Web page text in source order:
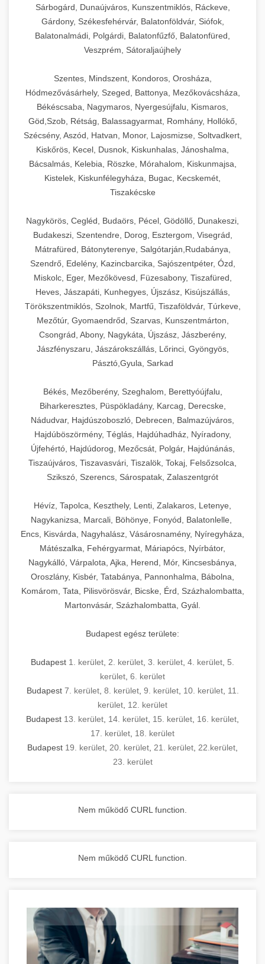
Sárbogárd, Dunaújváros, Kunszentmiklós, Ráckeve,
Gárdony, Székesfehérvár, Balatonföldvár, Siófok,
Balatonalmádi, Polgárdi, Balatonfűzfő, Balatonfüred,
Veszprém, Sátoraljaújhely
Szentes, Mindszent, Kondoros, Orosháza,
Hódmezővásárhely, Szeged, Battonya, Mezőkovácsháza,
Békéscsaba, Nagymaros, Nyergesújfalu, Kismaros,
Göd,Szob, Rétság, Balassagyarmat, Romhány, Hollókő,
Szécsény, Aszód, Hatvan, Monor, Lajosmizse, Soltvadkert,
Kiskőrös, Kecel, Dusnok, Kiskunhalas, Jánoshalma,
Bácsalmás, Kelebia, Röszke, Mórahalom, Kiskunmajsa,
Kistelek, Kiskunfélegyháza, Bugac, Kecskemét,
Tiszakécske
Nagykörös, Cegléd, Budaörs, Pécel, Gödöllő, Dunakeszi,
Budakeszi, Szentendre, Dorog, Esztergom, Visegrád,
Mátrafüred, Bátonyterenye, Salgótarján,Rudabánya,
Szendrő, Edelény, Kazincbarcika, Sajószentpéter, Ózd,
Miskolc, Eger, Mezőkövesd, Füzesabony, Tiszafüred,
Heves, Jászapáti, Kunhegyes, Újszász, Kisújszállás,
Törökszentmiklós, Szolnok, Martfű, Tiszaföldvár, Túrkeve,
Mezőtúr, Gyomaendrőd, Szarvas, Kunszentmárton,
Csongrád, Abony, Nagykáta, Újszász, Jászberény,
Jászfényszaru, Jászárokszállás, Lőrinci, Gyöngyös,
Pásztó,Gyula, Sarkad
Békés, Mezőberény, Szeghalom, Berettyóújfalu,
Biharkeresztes, Püspökladány, Karcag, Derecske,
Nádudvar, Hajdúszoboszló, Debrecen, Balmazújváros,
Hajdúböszörmény, Téglás, Hajdúhadház, Nyíradony,
Újfehértó, Hajdúdorog, Mezőcsát, Polgár, Hajdúnánás,
Tiszaújváros, Tiszavasvári, Tiszalök, Tokaj, Felsőzsolca,
Szikszó, Szerencs, Sárospatak, Zalaszentgrót
Hévíz, Tapolca, Keszthely, Lenti, Zalakaros, Letenye,
Nagykanizsa, Marcali, Böhönye, Fonyód, Balatonlelle,
Encs, Kisvárda, Nagyhalász, Vásárosnamény, Nyíregyháza,
Mátészalka, Fehérgyarmat, Máriapócs, Nyírbátor,
Nagykálló, Várpalota, Ajka, Herend, Mór, Kincsesbánya,
Oroszlány, Kisbér, Tatabánya, Pannonhalma, Bábolna,
Komárom, Tata, Pilisvörösvár, Bicske, Érd, Százhalombatta,
Martonvásár, Százhalombatta, Gyál.
Budapest egész területe:
Budapest 1. kerület 2. kerület 3. kerület 4. kerület 5.
kerület 6. kerület
Budapest 7. kerület, 8. kerület, 9. kerület, 10. kerület, 11.
kerület 12. kerület
Budapest 13. kerület 14. kerület 15. kerület 16. kerület
17. kerület 18. kerület
Budapest 19. kerület 20. kerület 21. kerület 22.kerület
23. kerület
Nem működő CURL function.
Nem működő CURL function.